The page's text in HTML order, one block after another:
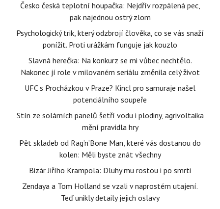
Česko česká teplotní houpačka: Nejdřív rozpálená pec,
pak najednou ostrý zlom
Psychologický trik, který odzbrojí člověka, co se vás snaží
ponížit. Proti urážkám funguje jak kouzlo
Slavná herečka: Na konkurz se mi vůbec nechtělo.
Nakonec jí role v milovaném seriálu změnila celý život
UFC s Procházkou v Praze? Kincl pro samuraje našel
potenciálního soupeře
Stín ze solárních panelů šetří vodu i plodiny, agrivoltaika
mění pravidla hry
Pět skladeb od Rag’n’Bone Man, které vás dostanou do
kolen: Měli byste znát všechny
Bizár Jiřího Krampola: Dluhy mu rostou i po smrti
Zendaya a Tom Holland se vzali v naprostém utajení.
Teď unikly detaily jejich oslavy